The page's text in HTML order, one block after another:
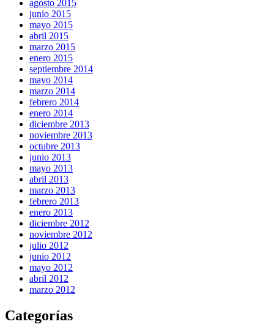
agosto 2015
junio 2015
mayo 2015
abril 2015
marzo 2015
enero 2015
septiembre 2014
mayo 2014
marzo 2014
febrero 2014
enero 2014
diciembre 2013
noviembre 2013
octubre 2013
junio 2013
mayo 2013
abril 2013
marzo 2013
febrero 2013
enero 2013
diciembre 2012
noviembre 2012
julio 2012
junio 2012
mayo 2012
abril 2012
marzo 2012
Categorías